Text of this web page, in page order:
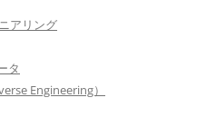
アリング
タ
Engineering）